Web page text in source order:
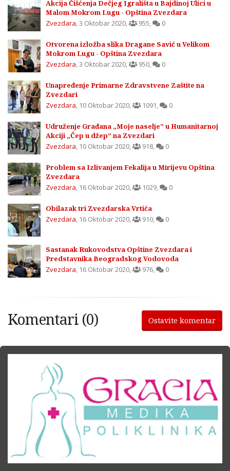
Akcija Čišćenja Dečjeg Igrališta u Bajdinoj Ulici u
Malom Mokrom Lugu - Opština Zvezdara
Zvezdara,3 Oktobar 2020, 955, 0
Otvorena izložba slika Dragane Savić u Velikom
Mokrom Lugu - Opština Zvezdara
Zvezdara,3 Oktobar 2020, 950, 0
Unapređenje Primarne Zdravstvene Zaštite na
Zvezdari
Zvezdara, 10 Oktobar 2020, 1091, 0
Udruženje Građana „Moje naselje” u Humanitarnoj
Akciji „Čep u džep” na Zvezdari
Zvezdara, 10 Oktobar 2020, 918, 0
Problem sa Izlivanjem Fekalija u Mirijevu Opština
Zvezdara
Zvezdara, 16 Oktobar 2020, 1029, 0
Obilazak tri Zvezdarska Vrtića
Zvezdara, 16 Oktobar 2020, 910, 0
Sastanak Rukovodstva Opštine Zvezdara i
Predstavnika Beogradskog Vodovoda
Zvezdara, 16 Oktobar 2020, 976, 0
Komentari (0) Ostavite komentar